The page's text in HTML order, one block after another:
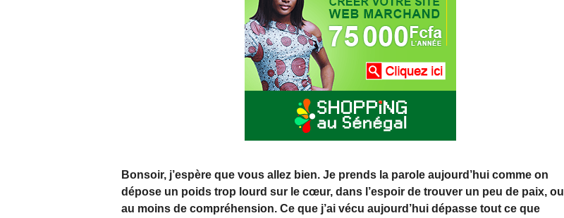
Bonsoir, j’espère que vous allez bien. Je prends la parole aujourd’hui comme on
dépose un poids trop lourd sur le cœur, dans l’espoir de trouver un peu de paix, ou
au moins de compréhension. Ce que j’ai vécu aujourd’hui dépasse tout ce que